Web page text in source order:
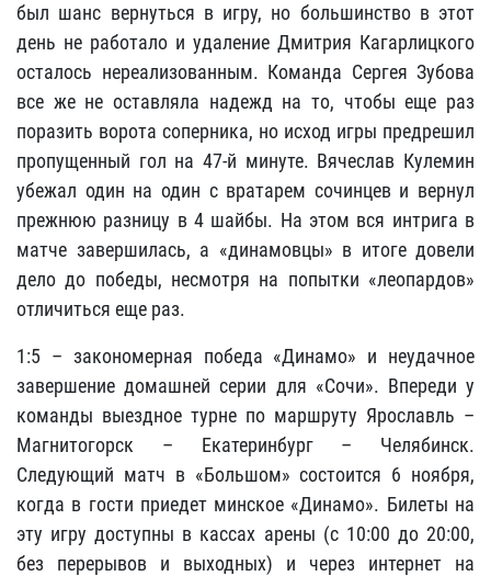
был шанс вернуться в игру, но большинство в этот
день не работало и удаление Дмитрия Кагарлицкого
осталось нереализованным. Команда Сергея Зубова
все же не оставляла надежд на то, чтобы еще раз
поразить ворота соперника, но исход игры предрешил
пропущенный гол на 47-й минуте. Вячеслав Кулемин
убежал один на один с вратарем сочинцев и вернул
прежнюю разницу в 4 шайбы. На этом вся интрига в
матче завершилась, а «динамовцы» в итоге довели
дело до победы, несмотря на попытки «леопардов»
отличиться еще раз.
1:5 – закономерная победа «Динамо» и неудачное
завершение домашней серии для «Сочи». Впереди у
команды выездное турне по маршруту Ярославль –
Магнитогорск – Екатеринбург – Челябинск.
Следующий матч в «Большом» состоится 6 ноября,
когда в гости приедет минское «Динамо». Билеты на
эту игру доступны в кассах арены (с 10:00 до 20:00,
без перерывов и выходных) и через интернет на